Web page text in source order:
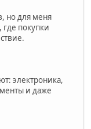
но для меня
покупки
электроника,
и даже